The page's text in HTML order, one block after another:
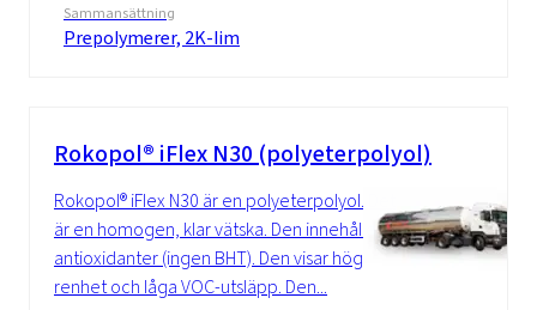
Sammansättning
Prepolymerer, 2K-lim
Rokopol® iFlex N30 (polyeterpolyol)
Rokopol® iFlex N30 är en polyeterpolyol. Det
är en homogen, klar vätska. Den innehåller
antioxidanter (ingen BHT). Den visar hög
renhet och låga VOC-utsläpp. Den...